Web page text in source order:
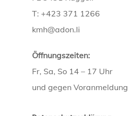
T: +423 371 1266
kmh@adon.li
Öffnungszeiten:
Fr, Sa, So 14 – 17 Uhr
und gegen Voranmeldung